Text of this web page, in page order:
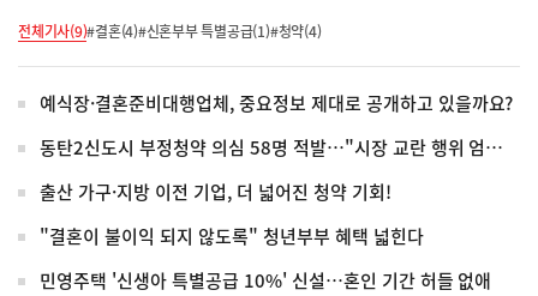
전체기사(9)#결혼(4)#신혼부부 특별공급(1)#청약(4)
예식장·결혼준비대행업체, 중요정보 제대로 공개하고 있을까요?
동탄2신도시 부정청약 의심 58명 적발…"시장 교란 행위 엄정 대응"
출산 가구·지방 이전 기업, 더 넓어진 청약 기회!
"결혼이 불이익 되지 않도록" 청년부부 혜택 넓힌다
민영주택 '신생아 특별공급 10%' 신설…혼인 기간 허들 없애